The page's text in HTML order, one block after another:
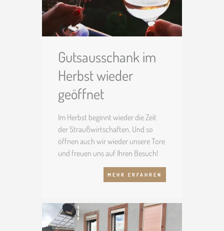
Gutsausschank im
Herbst wieder
geöffnet
Im Herbst beginnt wieder die Zeit
der Straußwirtschaften. Und so
öffnen auch wir wieder unsere Tore
und freuen uns auf Ihren Besuch!
Nehmen Sie gern Platz in unserer
Weinstube oder auf unserer
hauseigenen Weine sowie
pfälzische Küche. Unseren
Gutsausschank öffnen wir in
MEHR ERFAHREN